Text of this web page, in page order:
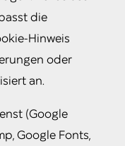
die
Hinweis
oder
an.
(Google
Google Fonts,